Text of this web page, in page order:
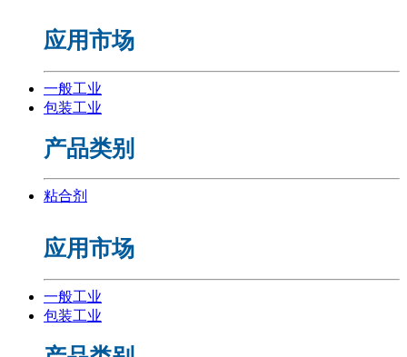
应用市场
一般工业
包装工业
产品类别
粘合剂
应用市场
一般工业
包装工业